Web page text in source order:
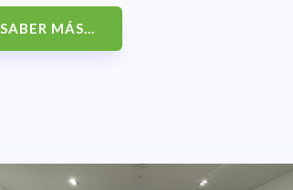
MÁS...